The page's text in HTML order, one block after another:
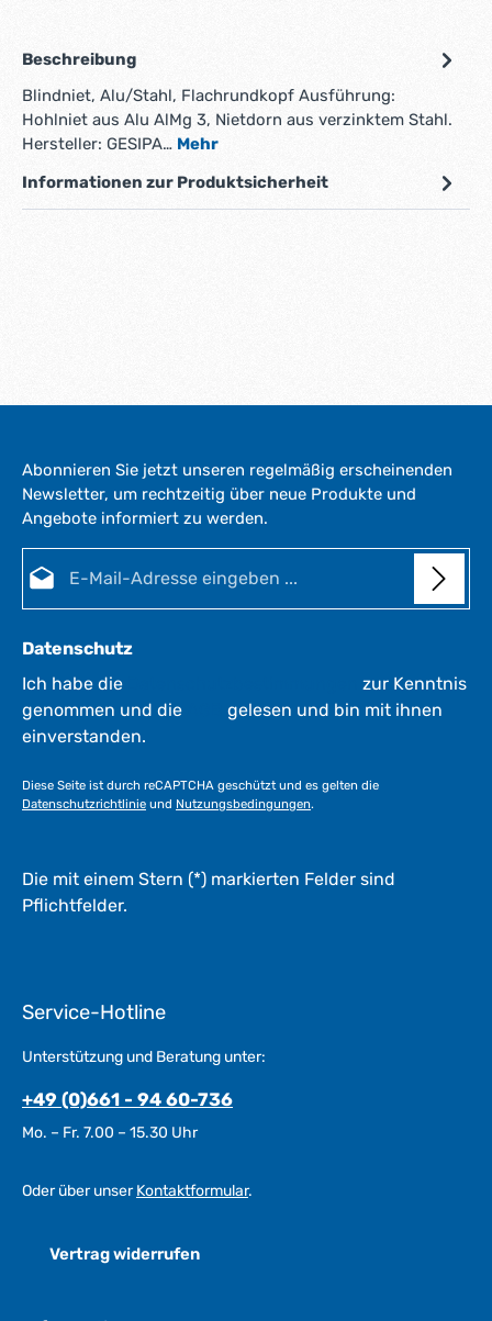
Beschreibung
Blindniet, Alu/Stahl, Flachrundkopf Ausführung:
Hohlniet aus Alu AlMg 3, Nietdorn aus verzinktem Stahl.
Hersteller: GESIPA… Mehr
Informationen zur Produktsicherheit
Abonnieren Sie jetzt unseren regelmäßig erscheinenden
Newsletter, um rechtzeitig über neue Produkte und
Angebote informiert zu werden.
Datenschutz
Ich habe die
zur Kenntnis
genommen und die
gelesen und bin mit ihnen
einverstanden.
Diese Seite ist durch reCAPTCHA geschützt und es gelten die
Datenschutzrichtlinie und Nutzungsbedingungen.
Die mit einem Stern (*) markierten Felder sind
Pflichtfelder.
Service-Hotline
Unterstützung und Beratung unter:
+49 (0)661 - 94 60-736
Mo. – Fr. 7.00 – 15.30 Uhr
Oder über unserKontaktformular.
Vertrag widerrufen